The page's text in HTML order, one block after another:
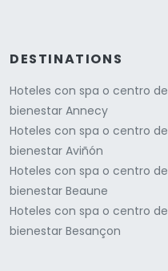
DESTINATIONS
Hoteles con spa o centro de
bienestar Annecy
Hoteles con spa o centro de
bienestar Aviñón
Hoteles con spa o centro de
bienestar Beaune
Hoteles con spa o centro de
bienestar Besançon